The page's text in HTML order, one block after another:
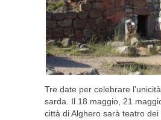
Tre date per celebrare
sarda. Il 18 maggio, 21
città di Alghero sarà teatro dei